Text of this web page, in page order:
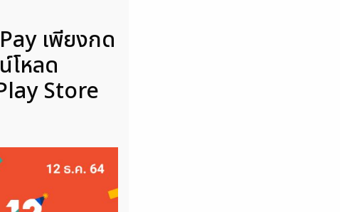
เพียงกด
โหลด
Store